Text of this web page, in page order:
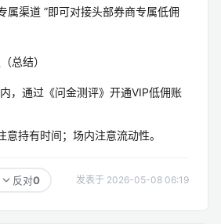
属渠道 ”即可对接头部券商专属低佣
总结）
，通过《问金测评》开通VIP低佣账
意持有时间；场内注意流动性。
反对0 发表于 2026-05-08 06:19